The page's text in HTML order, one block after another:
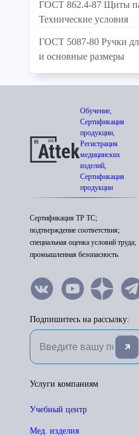
ГОСТ 862.4-87 Щиты
Технические условия
ГОСТ 5087-80 Ручки
и основные размеры
Обучение,
Сертификация
продукции,
Регистрация
медицинских
изделий,
Сертификация
продукции
Сертификация ТР ТС;
подтверждение соответствия;
специальная оценка условий труда;
промышленная безопасность.
Подпишитесь на рассылку:
Услуги компаниям
Учебный центр
Мед. изделия